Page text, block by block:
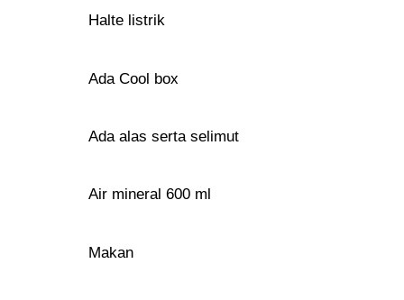
Halte listrik
Ada Cool box
Ada alas serta selimut
Air mineral 600 ml
Makan